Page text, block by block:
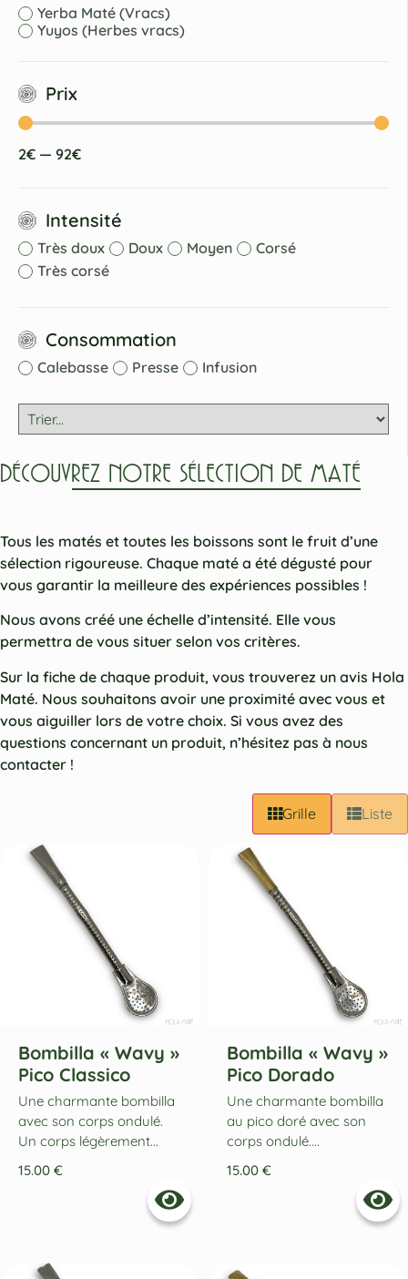
Yerba Maté (Vracs)
Yuyos (Herbes vracs)
Prix
2€ — 92€
Intensité
Très doux Doux Moyen
Corsé
Très corsé
Consommation
Calebasse Presse Infusion
DÉCOUVREZ NOTRE SÉLECTION DE MATÉ
Tous les matés et toutes les boissons sont le fruit d’une
sélection rigoureuse. Chaque maté a été dégusté pour
vous garantir la meilleure des expériences possibles !
Nous avons créé une échelle d’intensité. Elle vous
permettra de vous situer selon vos critères.
Sur la fiche de chaque produit, vous trouverez un avis Hola
Maté. Nous souhaitons avoir une proximité avec vous et
vous aiguiller lors de votre choix. Si vous avez des
questions concernant un produit, n’hésitez pas à nous
contacter !
Grille Liste
Bombilla « Wavy »
Pico Classico
Une charmante bombilla
avec son corps ondulé.
Un corps légèrement...
15.00 €
Bombilla « Wavy »
Pico Dorado
Une charmante bombilla
au pico doré avec son
corps ondulé....
15.00 €